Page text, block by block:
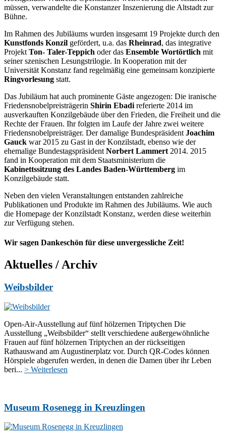
müssen, verwandelte die Konstanzer Inszenierung die Altstadt zur
Bühne.
Im Rahmen des Jubiläums wurden insgesamt 19 Projekte durch den
Kunstfonds Konzil gefördert, u.a. das Rheinrad, das integrative
Projekt Ton- Taler-Teppich oder das Ensemble Wortörtlich mit
seiner szenischen Lesungstrilogie. In Kooperation mit der
Universität Konstanz fand regelmäßig eine gemeinsam konzipierte
Ringvorlesung statt.
Das Jubiläum hat auch prominente Gäste angezogen: Die iranische
Friedensnobelpreisträgerin Shirin Ebadi referierte 2014 im
ausverkauften Konzilgebäude über den Frieden, die Freiheit und die
Rechte der Frauen. Ihr folgten im Laufe der Jahre zwei weitere
Friedensnobelpreisträger. Der damalige Bundespräsident Joachim
Gauck war 2015 zu Gast in der Konzilstadt, ebenso wie der
ehemalige Bundestagspräsident Norbert Lammert 2014. 2015
fand in Kooperation mit dem Staatsministerium die
Kabinettssitzung des Landes Baden-Württemberg im
Konzilgebäude statt.
Neben den vielen Veranstaltungen entstanden zahlreiche
Publikationen und Produkte im Rahmen des Jubiläums. Wie auch
die Homepage der Konzilstadt Konstanz, werden diese weiterhin
zur Verfügung stehen.
Wir sagen Dankeschön für diese unvergessliche Zeit!
Aktuelles / Archiv
Weibsbilder
Open-Air-Ausstellung auf fünf hölzernen Triptychen Die
Ausstellung „Weibsbilder“ stellt verschiedene außergewöhnliche
Frauen auf fünf hölzernen Triptychen an der rückseitigen
Rathauswand am Augustinerplatz vor. Durch QR-Codes können
Hörspiele abgerufen werden, in denen die Damen über ihr Leben
beri... > Weiterlesen
Museum Rosenegg in Kreuzlingen